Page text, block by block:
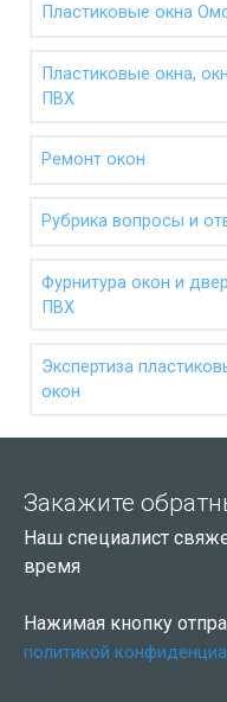
Пластиковые окна
Пластиковые окна,
ПВХ
Ремонт окон
Рубрика вопросы и
Фурнитура окон и
ПВХ
Экспертиза
окон
Закажите
Наш специалист
время
Нажимая кнопку
политикой